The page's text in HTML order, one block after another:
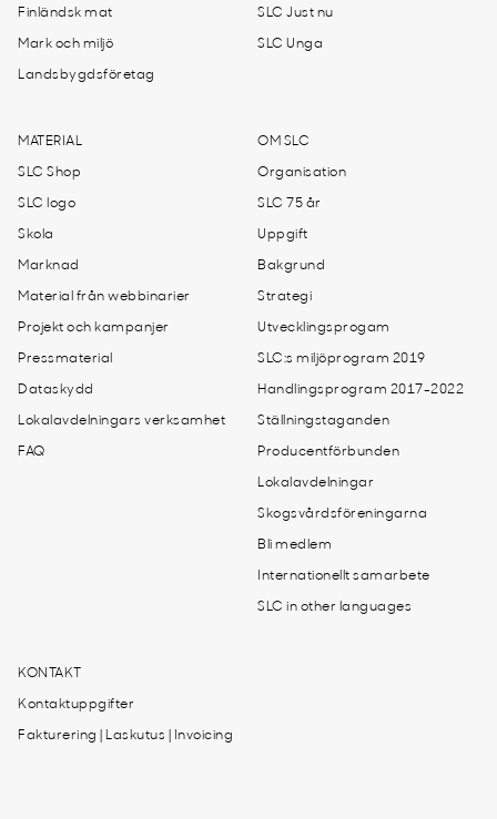
Finländsk mat
Mark och miljö
Landsbygdsföretag
SLC Just nu
SLC Unga
MATERIAL
SLC Shop
SLC logo
Skola
Marknad
Material från webbinarier
Projekt och kampanjer
Pressmaterial
Dataskydd
Lokalavdelningars verksamhet
FAQ
OM SLC
Organisation
SLC 75 år
Uppgift
Bakgrund
Strategi
Utvecklingsprogam
SLC:s miljöprogram 2019
Handlingsprogram 2017-2022
Ställningstaganden
Producentförbunden
Lokalavdelningar
Skogsvårdsföreningarna
Bli medlem
Internationellt samarbete
SLC in other languages
KONTAKT
Kontaktuppgifter
Fakturering | Laskutus | Invoicing